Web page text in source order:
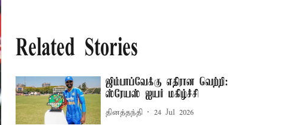
Related Stories
ஜிம்பாப்வேக்கு எதிரான வெற்றி:
ஸ்ரேயஸ் ஐயர் மகிழ்ச்சி
தினத்தந்தி 24 Jul 2026